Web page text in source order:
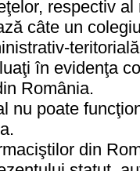
respectiv
câte un
în evidenţa
România.
nu poate
din